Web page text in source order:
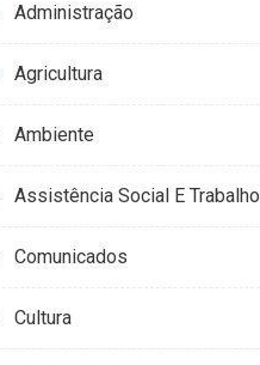
Administração
Agricultura
Ambiente
Assistência Social E Trabalho
Comunicados
Cultura